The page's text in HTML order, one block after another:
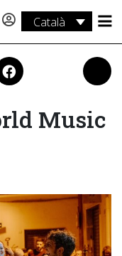
Català
Music